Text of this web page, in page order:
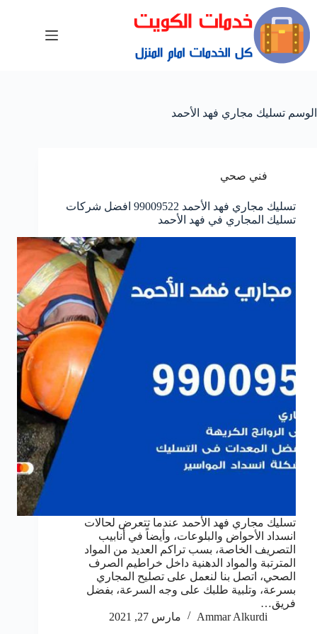
الوسم تسليك مجاري فهد الأحمد
فني صحي
تسليك مجاري فهد الأحمد 99009522 افضل شركات
تسليك المجاري في فهد الأحمد
تسليك مجاري فهد الأحمد عندما تتعرض لحالات
انسداد الأحواض والبلوعات، وأيضاً في أنابيب
التصريف الخاصة، بسب تراكم العديد من المواد
المترتبة والمواد الدهنية داخل خراطيم الصرف
الصحي، اتصل بنا لنعمل على تصليح المجاري
بسرعة، وتلبية طلبك على وجه السرعة، بفضل
فريق…
Ammar Alkurdi
مارس 27, 2021